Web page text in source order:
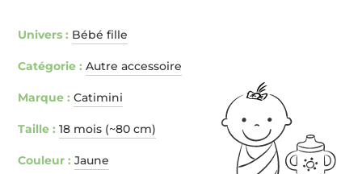
Univers : Bébé fille
Catégorie : Autre accessoire
Marque : Catimini
Taille : 18 mois (~80 cm)
Couleur : Jaune